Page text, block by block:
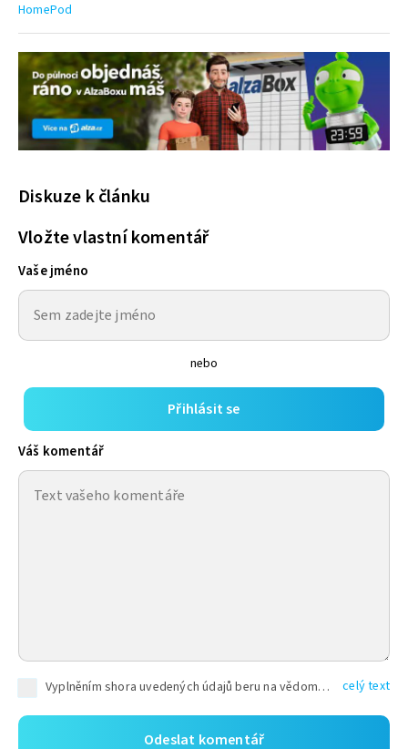
HomePod
Diskuze k článku
Vložte vlastní komentář
Vaše jméno
nebo
Přihlásit se
Váš komentář
Vyplněním shora uvedených údajů beru na vědomí, že společnost TEXT FACTORY s.r.o., sídlem Brno, Durďákova 336/29, Černá Pole, PSČ: 613 00, IČ: 06157831, zapsané u Krajského soudu v Brně, oddíl C, vložka 100399, bude zpracovávat mé osobní údaje uvedené v rámci mnou vyplněného registračního formuláře na základě oprávněných zájmů TEXT FACTORY s.r.o. dle čl. 6 odst. 1 písm. f) GDPR a pro splnění právních povinností (čl. 6 odst. 1 písm. c) GDPR), a to pro tyto účely: nezbytnost zajistit oprávnění návštěvníka webových stránek provozovaných společností TEXT FACTORY s.r.o. přispívat aktivně ke zveřejněným článkům nebo v rámci diskusních fór a výkon práv TEXT FACTORY s.r.o. jako administrátora těchto diskusních fór. Více informací o zpracování osobních údajů a právech lze nalézt v celý text